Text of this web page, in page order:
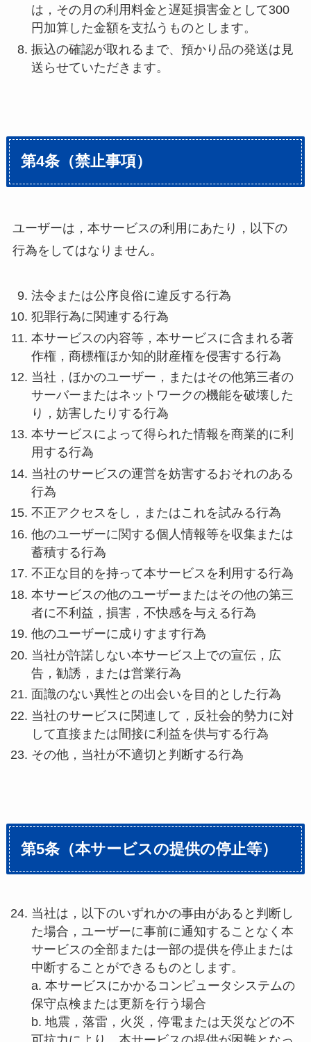
は，その月の利用料金と遅延損害金として300
円加算した金額を支払うものとします。
振込の確認が取れるまで、預かり品の発送は見
送らせていただきます。
第4条（禁止事項）
ユーザーは，本サービスの利用にあたり，以下の
行為をしてはなりません。
法令または公序良俗に違反する行為
犯罪行為に関連する行為
本サービスの内容等，本サービスに含まれる著
作権，商標権ほか知的財産権を侵害する行為
当社，ほかのユーザー，またはその他第三者の
サーバーまたはネットワークの機能を破壊した
り，妨害したりする行為
本サービスによって得られた情報を商業的に利
用する行為
当社のサービスの運営を妨害するおそれのある
行為
不正アクセスをし，またはこれを試みる行為
他のユーザーに関する個人情報等を収集または
蓄積する行為
不正な目的を持って本サービスを利用する行為
本サービスの他のユーザーまたはその他の第三
者に不利益，損害，不快感を与える行為
他のユーザーに成りすます行為
当社が許諾しない本サービス上での宣伝，広
告，勧誘，または営業行為
面識のない異性との出会いを目的とした行為
当社のサービスに関連して，反社会的勢力に対
して直接または間接に利益を供与する行為
その他，当社が不適切と判断する行為
第5条（本サービスの提供の停止等）
当社は，以下のいずれかの事由があると判断し
た場合，ユーザーに事前に通知することなく本
サービスの全部または一部の提供を停止または
中断することができるものとします。
a. 本サービスにかかるコンピュータシステムの
保守点検または更新を行う場合
b. 地震，落雷，火災，停電または天災などの不